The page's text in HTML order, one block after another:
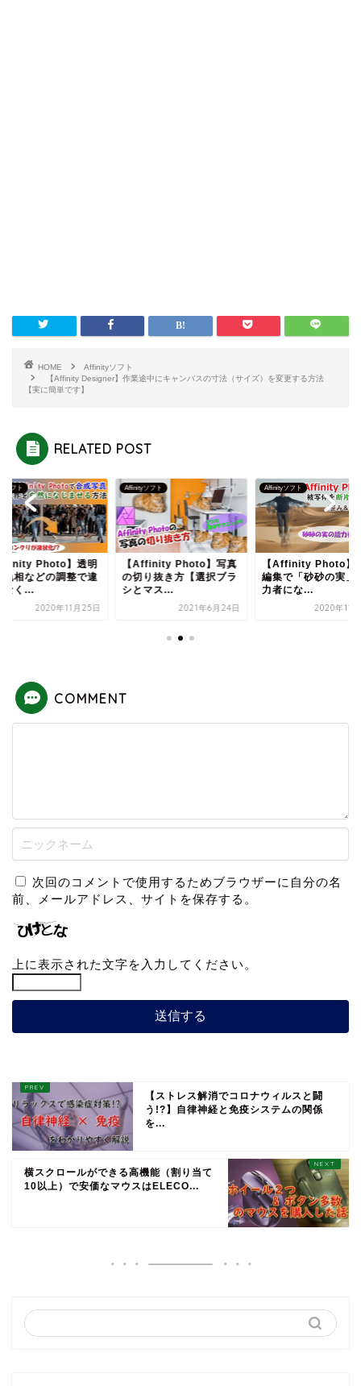
HOME
Affinityソフト
【Affinity Designer】作業途中にキャンバスの寸法（サイズ）を変更する方法
【実に簡単です】
RELATED POST
ソフト
Photo】透明
色相などの調整で違
なく...
2020年11月25日
Affinityソフト
【Affinity Photo】写真
の切り抜き方【選択ブラ
シとマス...
2021年6月24日
Affinityソフト
【Affinity Photo】
編集で「砂砂の実」
力者にな...
2020年11
COMMENT
次回のコメントで使用するためブラウザーに自分の名
前、メールアドレス、サイトを保存する。
上に表示された文字を入力してください。
【ストレス解消でコロナウィルスと闘
う!?】自律神経と免疫システムの関係
を...
横スクロールができる高機能（割り当て
10以上）で安価なマウスはELECO...